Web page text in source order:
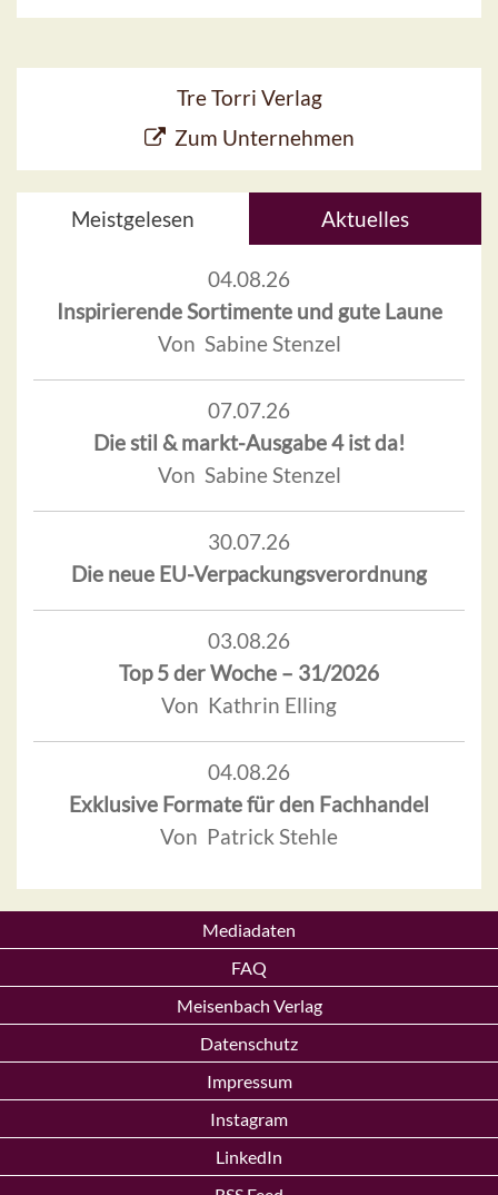
Tre Torri Verlag
Zum Unternehmen
Meistgelesen Aktuelles
04.08.26
Inspirierende Sortimente und gute Laune
Von Sabine Stenzel
07.07.26
Die stil & markt-Ausgabe 4 ist da!
Von Sabine Stenzel
30.07.26
Die neue EU-Verpackungsverordnung
03.08.26
Top 5 der Woche – 31/2026
Von Kathrin Elling
04.08.26
Exklusive Formate für den Fachhandel
Von Patrick Stehle
Mediadaten
FAQ
Meisenbach Verlag
Datenschutz
Impressum
Instagram
LinkedIn